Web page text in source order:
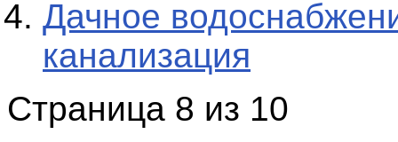
Дачное
канализация
Страница 8 из 10